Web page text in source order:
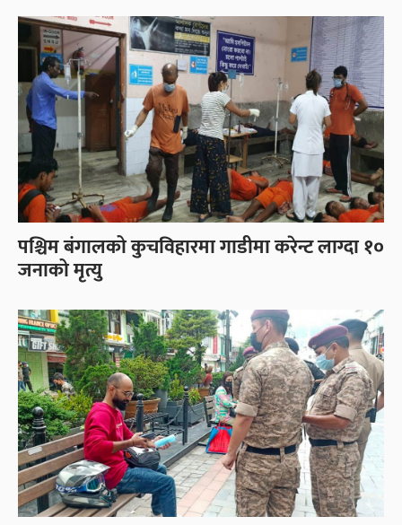
पश्चिम बंगालको कुचविहारमा गाडीमा करेन्ट लाग्दा १०
जनाको मृत्यु